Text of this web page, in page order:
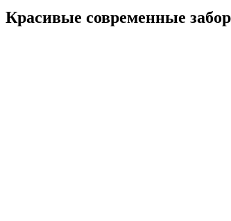
Красивые современные